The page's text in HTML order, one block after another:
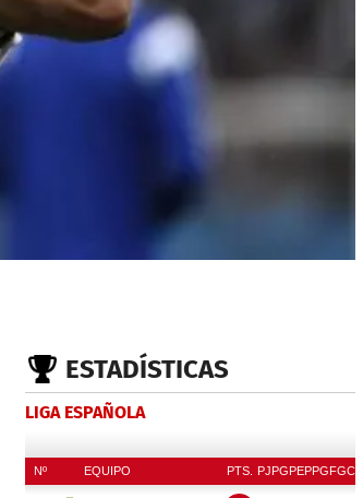
ESTADÍSTICAS
LIGA ESPAÑOLA